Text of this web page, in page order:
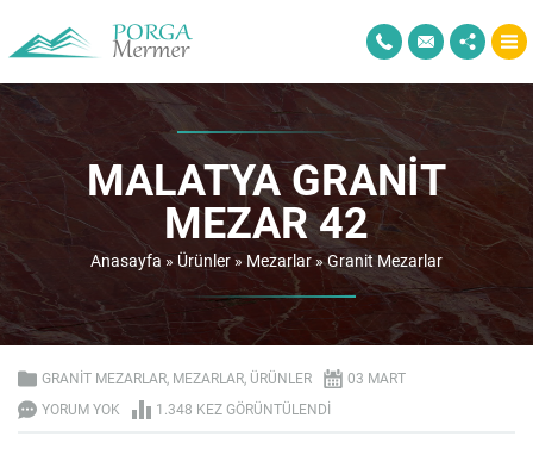
MALATYA GRANIT
MEZAR 42
Anasayfa » Ürünler» Mezarlar»Granit Mezarlar
GRANIT MEZARLAR MEZARLAR ÜRÜNLER
03 MART
YORUM YOK
1.348 KEZ GÖRÜNTÜLENDI